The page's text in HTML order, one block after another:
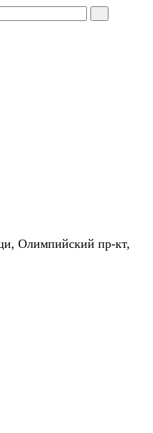
Олимпийский пр-кт,